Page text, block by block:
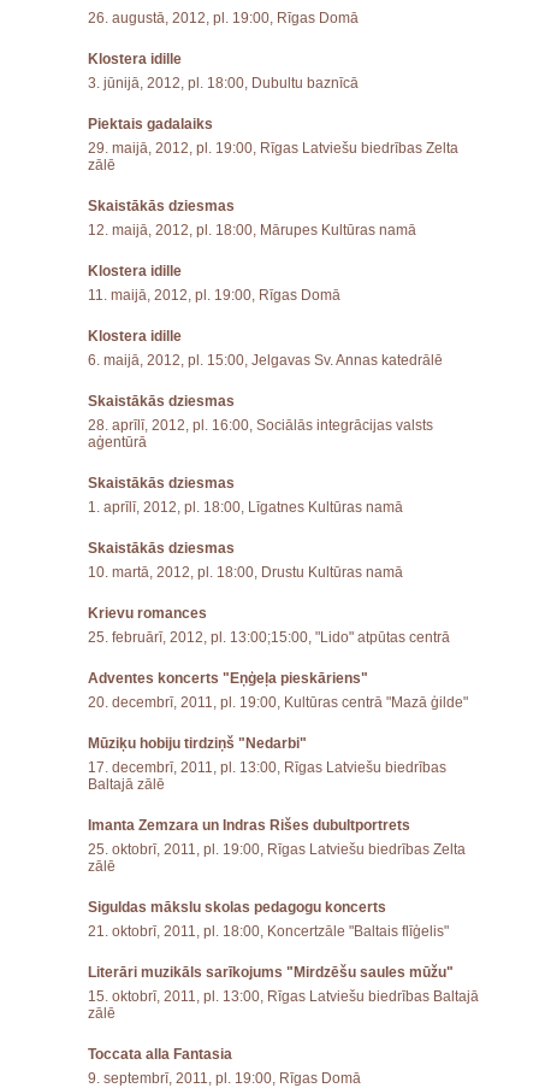
26. augustā, 2012, pl. 19:00, Rīgas Domā
Klostera idille
3. jūnijā, 2012, pl. 18:00, Dubultu baznīcā
Piektais gadalaiks
29. maijā, 2012, pl. 19:00, Rīgas Latviešu biedrības Zelta
zālē
Skaistākās dziesmas
12. maijā, 2012, pl. 18:00, Mārupes Kultūras namā
Klostera idille
11. maijā, 2012, pl. 19:00, Rīgas Domā
Klostera idille
6. maijā, 2012, pl. 15:00, Jelgavas Sv. Annas katedrālē
Skaistākās dziesmas
28. aprīlī, 2012, pl. 16:00, Sociālās integrācijas valsts
aģentūrā
Skaistākās dziesmas
1. aprīlī, 2012, pl. 18:00, Līgatnes Kultūras namā
Skaistākās dziesmas
10. martā, 2012, pl. 18:00, Drustu Kultūras namā
Krievu romances
25. februārī, 2012, pl. 13:00;15:00, "Lido" atpūtas centrā
Adventes koncerts "Eņģeļa pieskāriens"
20. decembrī, 2011, pl. 19:00, Kultūras centrā "Mazā ģilde"
Mūziķu hobiju tirdziņš "Nedarbi"
17. decembrī, 2011, pl. 13:00, Rīgas Latviešu biedrības
Baltajā zālē
Imanta Zemzara un Indras Rišes dubultportrets
25. oktobrī, 2011, pl. 19:00, Rīgas Latviešu biedrības Zelta
zālē
Siguldas mākslu skolas pedagogu koncerts
21. oktobrī, 2011, pl. 18:00, Koncertzāle "Baltais flīģelis"
Literāri muzikāls sarīkojums "Mirdzēšu saules mūžu"
15. oktobrī, 2011, pl. 13:00, Rīgas Latviešu biedrības Baltajā
zālē
Toccata alla Fantasia
9. septembrī, 2011, pl. 19:00, Rīgas Domā